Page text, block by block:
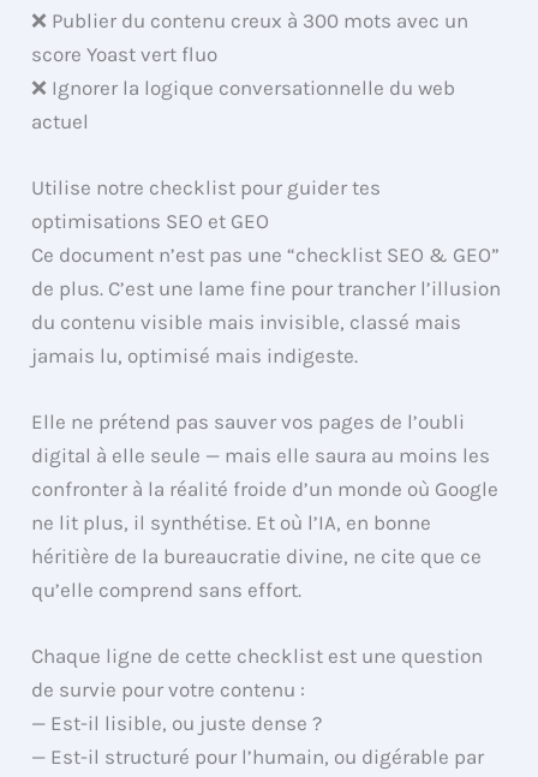
❌ Publier du contenu creux à 300 mots avec un
score Yoast vert fluo
❌ Ignorer la logique conversationnelle du web
actuel
Utilise notre checklist pour guider tes
optimisations SEO et GEO
Ce document n’est pas une “checklist SEO & GEO”
de plus. C’est une lame fine pour trancher l’illusion
du contenu visible mais invisible, classé mais
jamais lu, optimisé mais indigeste.
Elle ne prétend pas sauver vos pages de l’oubli
digital à elle seule — mais elle saura au moins les
confronter à la réalité froide d’un monde où Google
ne lit plus, il synthétise. Et où l’IA, en bonne
héritière de la bureaucratie divine, ne cite que ce
qu’elle comprend sans effort.
Chaque ligne de cette checklist est une question
de survie pour votre contenu :
— Est-il lisible, ou juste dense ?
— Est-il structuré pour l’humain, ou digérable par